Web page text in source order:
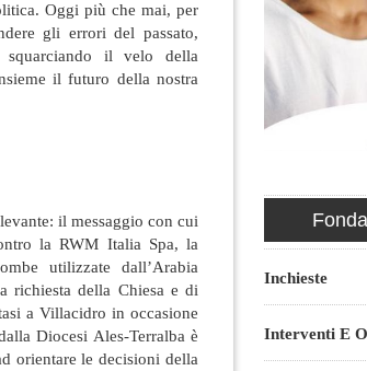
Oggi più che mai, per
gli errori del passato,
squarciando il velo della
il futuro della nostra
il messaggio con cui
la RWM Italia Spa, la
utilizzate dall’Arabia
richiesta della Chiesa e di
a Villacidro in occasione
Diocesi Ales-Terralba è
orientare le decisioni della
Inchieste
Interventi E